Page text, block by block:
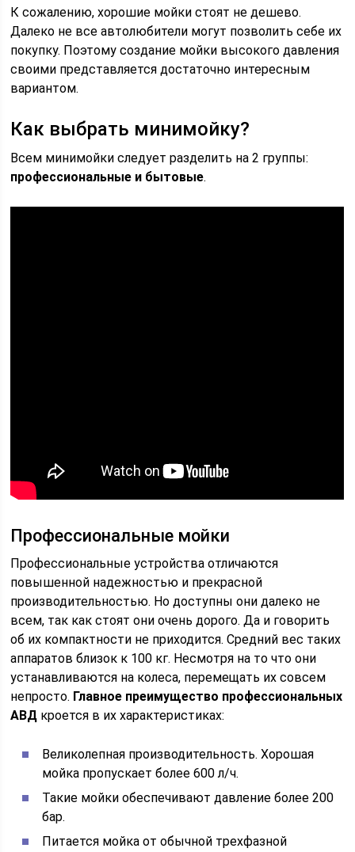
К сожалению, хорошие мойки стоят не дешево.
Далеко не все автолюбители могут позволить себе их
покупку. Поэтому создание мойки высокого давления
своими представляется достаточно интересным
вариантом.
Как выбрать минимойку?
Всем минимойки следует разделить на 2 группы:
профессиональные и бытовые.
Профессиональные мойки
Профессиональные устройства отличаются
повышенной надежностью и прекрасной
производительностью. Но доступны они далеко не
всем, так как стоят они очень дорого. Да и говорить
об их компактности не приходится. Средний вес таких
аппаратов близок к 100 кг. Несмотря на то что они
устанавливаются на колеса, перемещать их совсем
непросто. Главное преимущество профессиональных
АВД кроется в их характеристиках:
Великолепная производительность. Хорошая
мойка пропускает более 600 л/ч.
Такие мойки обеспечивают давление более 200
бар.
Питается мойка от обычной трехфазной